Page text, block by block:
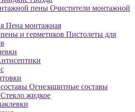
Очистители монтажной
Пена монтажная
Пистолеты для
Огнезащитные составы
Стекло жидкое